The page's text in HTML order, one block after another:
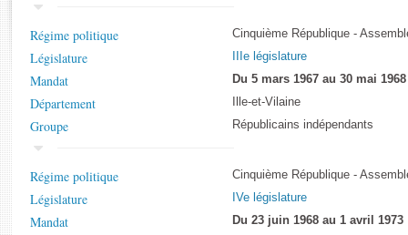
Dossiers législatifs
Régime politique Cinquième République -
Législature IIIe législature
Mandat Du 5 mars 1967 au 30 mai 1968
Département Ille-et-Vilaine
Groupe Républicains indépendants
Régime politique Cinquième République -
Législature IVe législature
Mandat Du 23 juin 1968 au 1 avril 1973